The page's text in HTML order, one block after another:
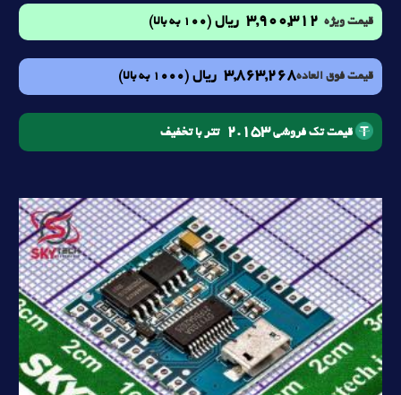
قیمت ویژه 3,900,312 ریال (100 به بالا)
قیمت فوق العاده3,863,268 ریال (1000 به بالا)
قیمت تک فروشی2.153 تتر با تخفیف